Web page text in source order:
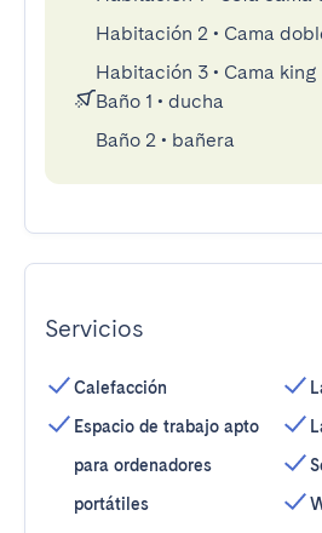
Habitación 2 • Cama
Habitación 3 • Cama king
Baño 1 • ducha
Baño 2 • bañera
Servicios
Calefacción
Espacio de trabajo apto
para ordenadores
portátiles